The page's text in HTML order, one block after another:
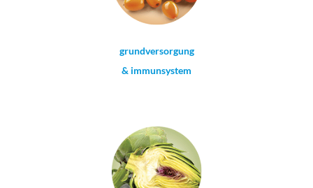
grundversorgung
& immunsystem